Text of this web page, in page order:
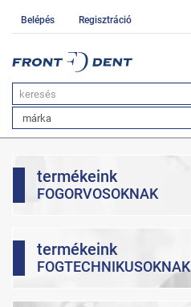
Belépés Regisztráció
termékeink
FOGORVOSOKNAK
termékeink
FOGTECHNIKUSOKNAK